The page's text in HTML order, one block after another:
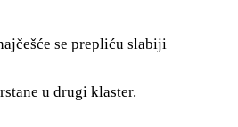
se prepliću slabiji
u drugi klaster.